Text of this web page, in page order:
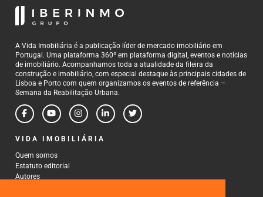
A Vida Imobiliária é a publicação líder de mercado imobiliário em
Portugal. Uma plataforma 360º em plataforma digital, eventos e notícias
de imobiliário. Acompanhamos toda a atualidade da fileira da
construção e imobiliário, com especial destaque às principais cidades de
Lisboa e Porto com quem organizamos os eventos de referência –
Semana da Reabilitação Urbana.
VIDA IMOBILIÁRIA
Quem somos
Estatuto editorial
Autores